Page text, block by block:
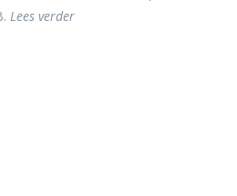
Lees verder